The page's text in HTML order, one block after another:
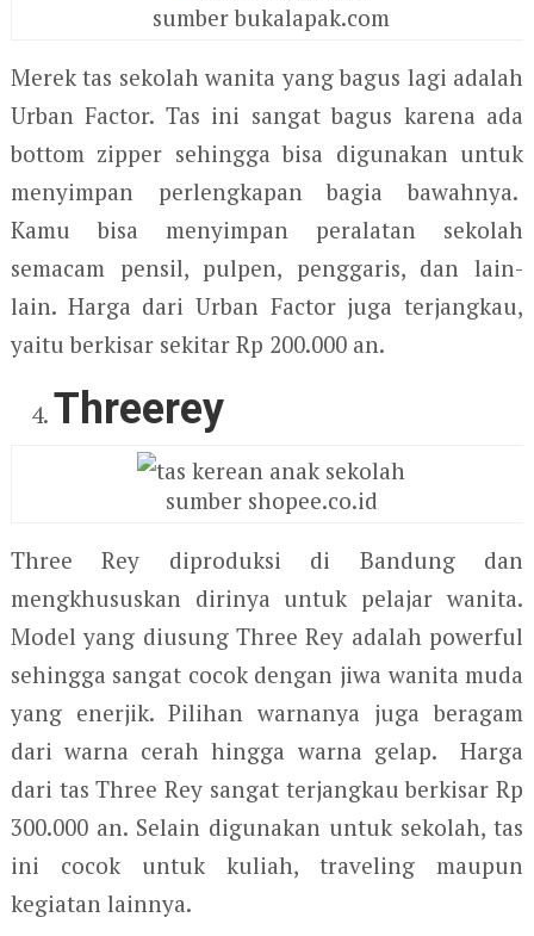
sumber bukalapak.com
Merek tas sekolah wanita yang bagus lagi adalah
Urban Factor. Tas ini sangat bagus karena ada
bottom zipper sehingga bisa digunakan untuk
menyimpan perlengkapan bagia bawahnya.
Kamu bisa menyimpan peralatan sekolah
semacam pensil, pulpen, penggaris, dan lain-
lain. Harga dari Urban Factor juga terjangkau,
yaitu berkisar sekitar Rp 200.000 an.
Threerey
sumber shopee.co.id
Three Rey diproduksi di Bandung dan
mengkhususkan dirinya untuk pelajar wanita.
Model yang diusung Three Rey adalah powerful
sehingga sangat cocok dengan jiwa wanita muda
yang enerjik. Pilihan warnanya juga beragam
dari warna cerah hingga warna gelap. Harga
dari tas Three Rey sangat terjangkau berkisar Rp
300.000 an. Selain digunakan untuk sekolah, tas
ini cocok untuk kuliah, traveling maupun
kegiatan lainnya.